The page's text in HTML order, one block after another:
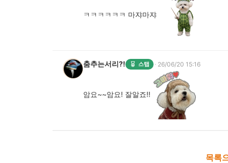
ㅋㅋㅋㅋㅋㅋ 마쟈마쟈
춤추는서리?! 스탭 · 26/06/20 15:16
암요~~암요! 잘알죠!!
목록